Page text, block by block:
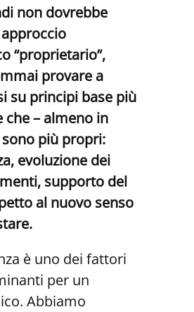
non dovrebbe
“proprietario”,
provare a
su principi base più
che – almeno in
più propri:
evoluzione dei
supporto del
al nuovo senso
è uno dei fattori
per un
Abbiamo